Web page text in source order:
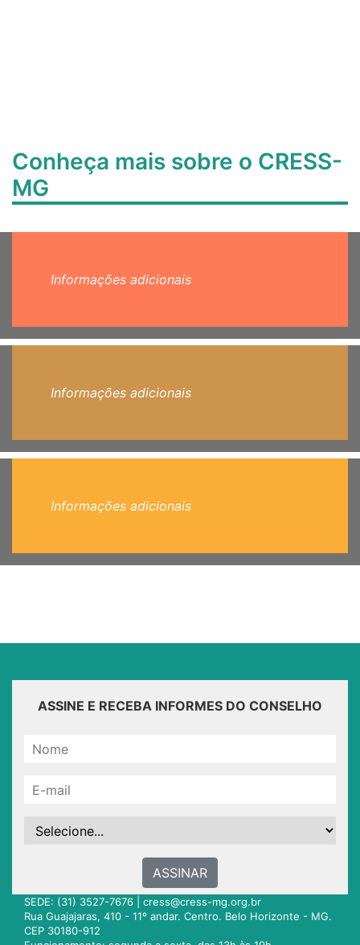
Conheça mais sobre o CRESS-
MG
Informações adicionais
Informações adicionais
Informações adicionais
ASSINE E RECEBA INFORMES DO CONSELHO
ASSINAR
SEDE: (31) 3527-7676 | cress@cress-mg.org.br
Rua Guajajaras, 410 - 11º andar. Centro. Belo Horizonte - MG.
CEP 30180-912